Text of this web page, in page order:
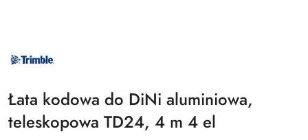
NAZWA
PRODUCENTA:
Łata kodowa do DiNi aluminiowa,
teleskopowa TD24, 4 m 4 el